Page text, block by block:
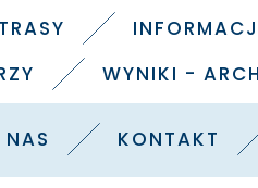
TRASY
WYNIKI -
NAS KONTAKT